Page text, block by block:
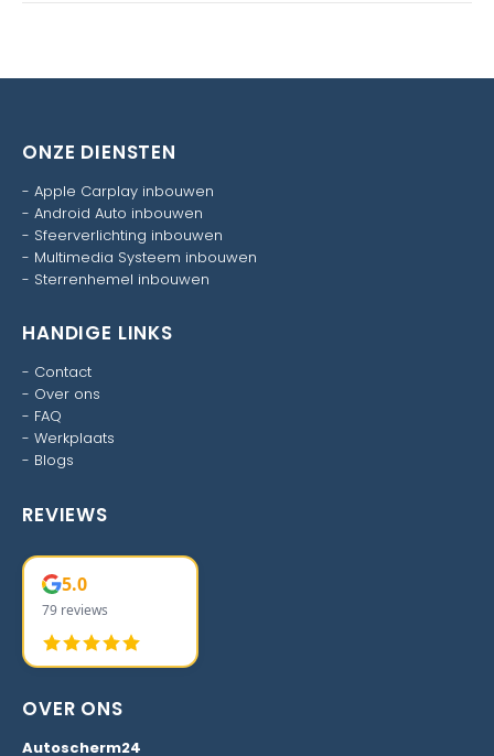
ONZE DIENSTEN
- Apple Carplay inbouwen
- Android Auto inbouwen
- Sfeerverlichting inbouwen
- Multimedia Systeem inbouwen
- Sterrenhemel inbouwen
HANDIGE LINKS
- Contact
- Over ons
- FAQ
- Werkplaats
- Blogs
REVIEWS
5.0
79 reviews
OVER ONS
Autoscherm24